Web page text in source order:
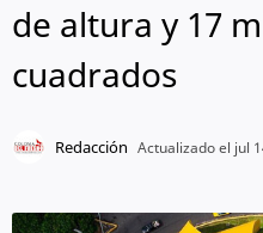
de altura y 17
cuadrados